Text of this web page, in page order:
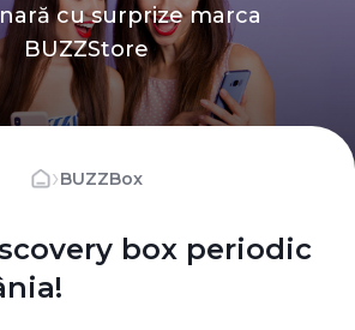
cu surprize marca
BUZZStore
›BUZZBox
box periodic